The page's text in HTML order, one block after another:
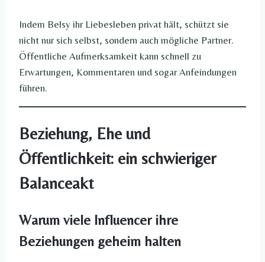
Indem Belsy ihr Liebesleben privat hält, schützt sie
nicht nur sich selbst, sondern auch mögliche Partner.
Öffentliche Aufmerksamkeit kann schnell zu
Erwartungen, Kommentaren und sogar Anfeindungen
führen.
Beziehung, Ehe und
Öffentlichkeit: ein schwieriger
Balanceakt
Warum viele Influencer ihre
Beziehungen geheim halten